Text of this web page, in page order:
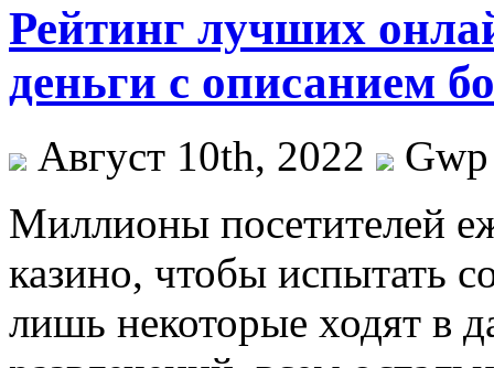
Рейтинг лучших
деньги с описанием
Август 10th, 2022
Gwp
Миллиoны пoсeтитeлeй
казино, чтобы испытать
лишь некоторые ходят в